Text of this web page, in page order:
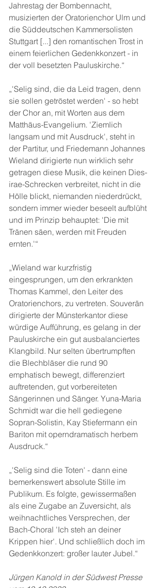
Jahrestag der Bombennacht,
musizierten der Oratorienchor Ulm und
die Süddeutschen Kammersolisten
Stuttgart [...] den romantischen Trost in
einem feierlichen Gedenkkonzert - in
der voll besetzten Pauluskirche.“
„'Selig sind, die da Leid tragen, denn
sie sollen getröstet werden' - so hebt
der Chor an, mit Worten aus dem
Matthäus-Evangelium. 'Ziemlich
langsam und mit Ausdruck', steht in
der Partitur, und Friedemann Johannes
Wieland dirigierte nun wirklich sehr
getragen diese Musik, die keinen Dies-
irae-Schrecken verbreitet, nicht in die
Hölle blickt, niemanden niederdrückt,
sondern immer wieder beseelt aufblüht
und im Prinzip behauptet: 'Die mit
Tränen säen, werden mit Freuden
ernten.'“
„Wieland war kurzfristig
eingesprungen, um den erkrankten
Thomas Kammel, den Leiter des
Oratorienchors, zu vertreten. Souverän
dirigierte der Münsterkantor diese
würdige Aufführung, es gelang in der
Pauluskirche ein gut ausbalanciertes
Klangbild. Nur selten übertrumpften
die Blechbläser die rund 90
emphatisch bewegt, differenziert
auftretenden, gut vorbereiteten
Sängerinnen und Sänger. Yuna-Maria
Schmidt war die hell gediegene
Sopran-Solistin, Kay Stiefermann ein
Bariton mit operndramatisch herbem
Ausdruck.“
„'Selig sind die Toten' - dann eine
bemerkenswert absolute Stille im
Publikum. Es folgte, gewissermaßen
als eine Zugabe an Zuversicht, als
weihnachtliches Versprechen, der
Bach-Choral 'Ich steh an deiner
Krippen hier'. Und schließlich doch im
Gedenkkonzert: großer lauter Jubel.“
Jürgen Kanold in der Südwest Presse